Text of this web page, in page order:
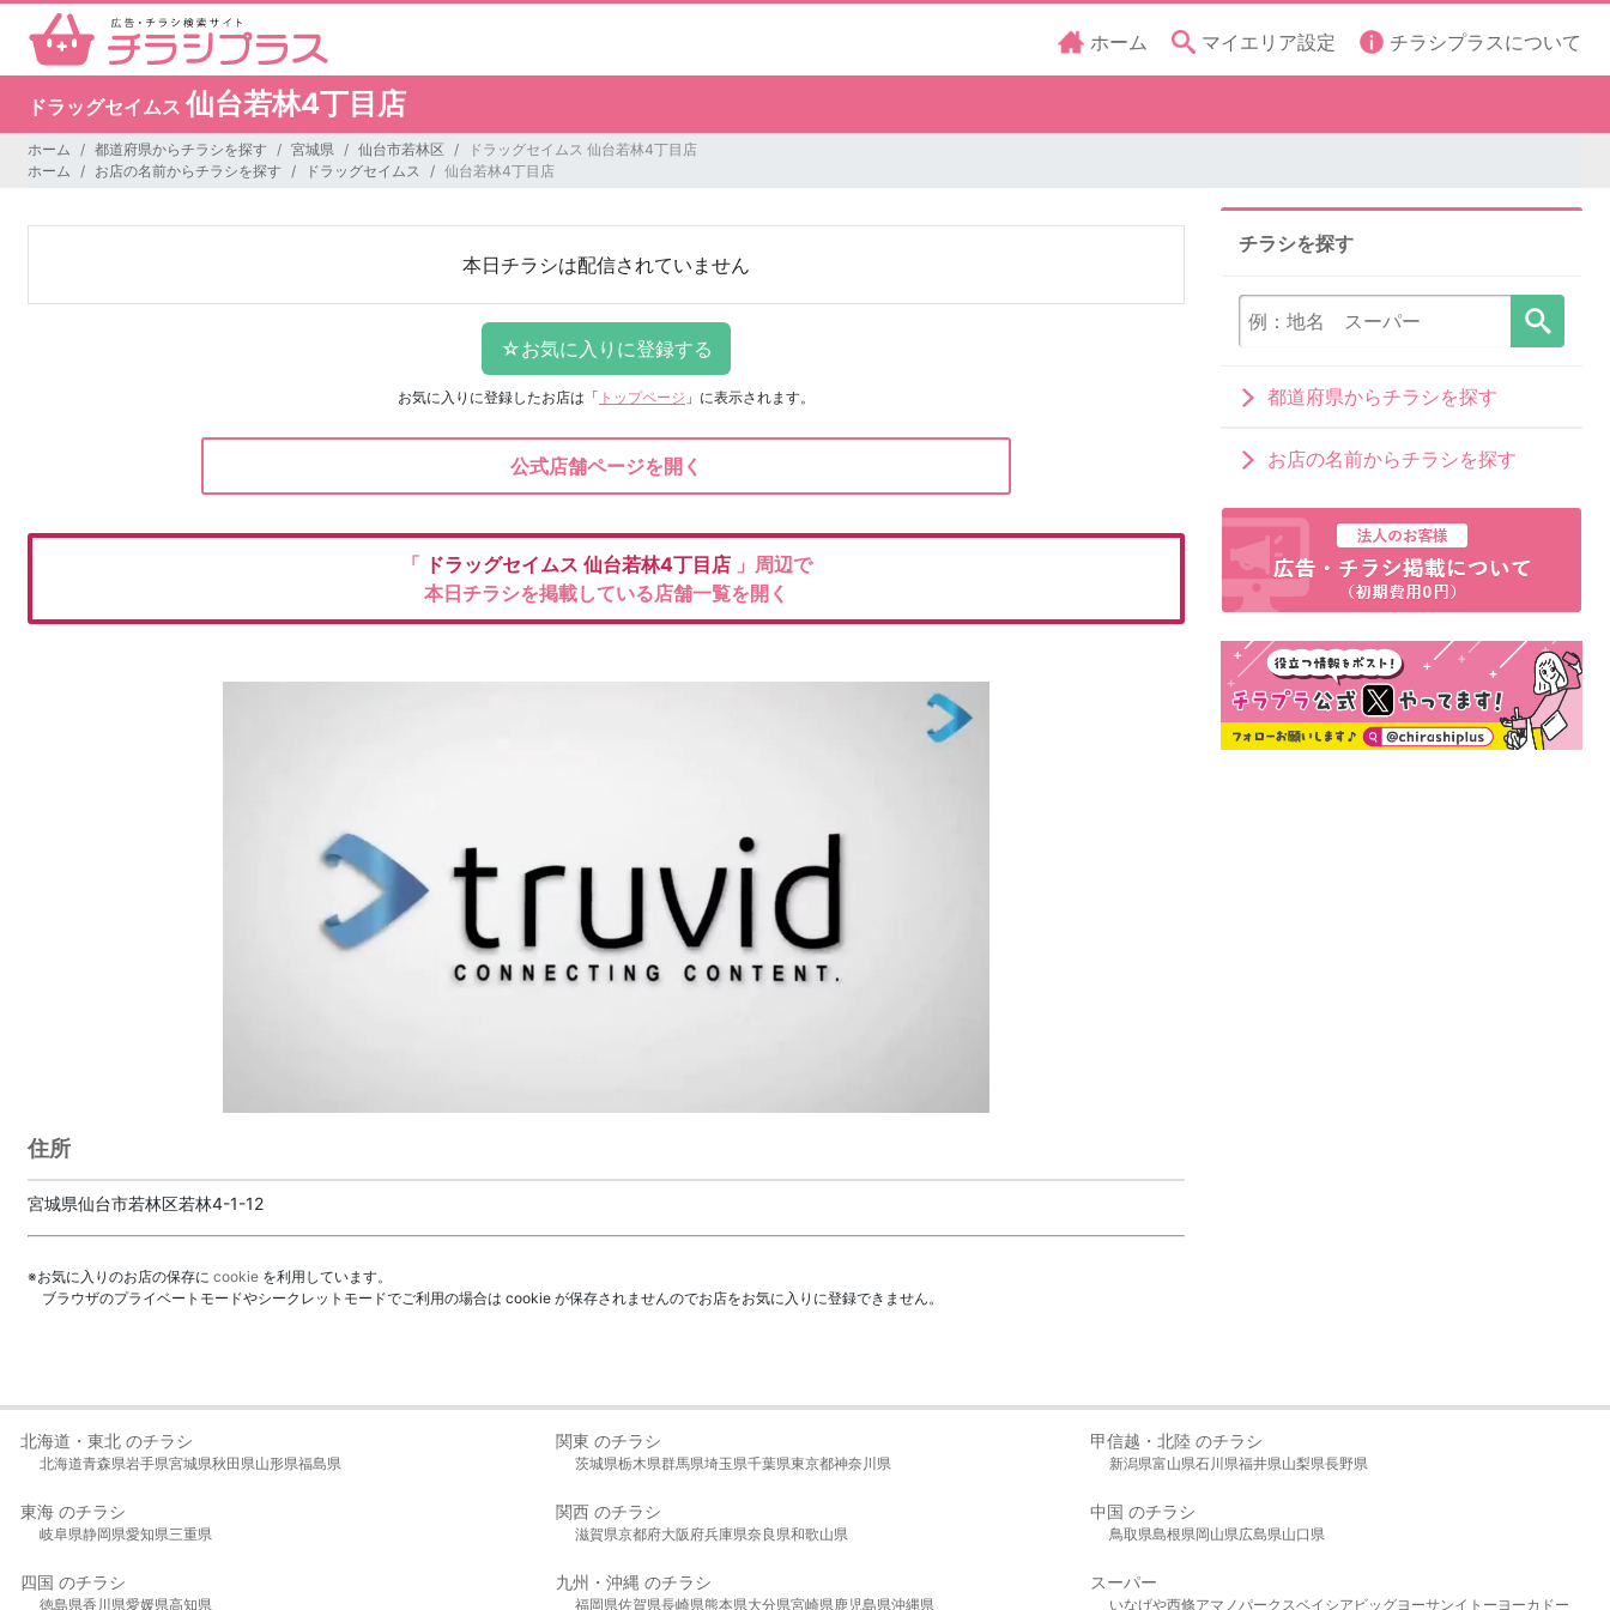
ホーム マイエリア設定 チラシプラスについて
ドラッグセイムス 仙台若林4丁目店
ホーム 都道府県からチラシを探す 宮城県 仙台市若林区
ドラッグセイムス 仙台若林4丁目店
ホーム
お店の名前からチラシを探す ドラッグセイムス 仙台若林4丁目店
本日チラシは配信されていません
お気に入りに登録したお店は 「 トップページ 」に表示されます。
公式店舗ページを開く
「 ドラッグセイムス 仙台若林4丁目店 」周辺で
本日チラシを掲載している店舗一覧を開く
住所
宮城県仙台市若林区若林4-1-12
※お気に入りのお店の保存に cookie を利用しています。
ブラウザのプライベートモードやシークレットモードでご利用の場合は cookie が保存されませんのでお店をお気に入りに登録できません。
チラシを探す
都道府県からチラシを探す
お店の名前からチラシを探す
北海道・東北 のチラシ
北海道青森県岩手県宮城県秋田県山形県福島県
関東 のチラシ
茨城県栃木県群馬県埼玉県千葉県東京都神奈川県
甲信越・北陸 のチラシ
新潟県富山県石川県福井県山梨県長野県
東海 のチラシ
岐阜県静岡県愛知県三重県
関西 のチラシ
滋賀県京都府大阪府兵庫県奈良県和歌山県
中国 のチラシ
鳥取県島根県岡山県広島県山口県
四国 のチラシ
徳島県香川県愛媛県高知県
九州・沖縄 のチラシ
福岡県佐賀県長崎県熊本県大分県宮崎県鹿児島県沖縄県
スーパー
いなげや西條アマノパークスベイシア ビッグヨーサンイトーヨーカドー